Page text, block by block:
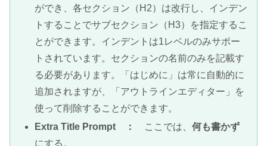
ができ、各セクション（H2）は改行し、インデン
トすることでサブセクション（H3）を指定するこ
とができます。インデントは1レベルのみサポー
トされています。セクションの名前のみを記載す
る必要があります。「はじめに」は常に自動的に
追加されますが、「アウトラインエディター」を
使って削除することができます。
Extra Title Prompt ：
ここでは、何も書かず
にする。